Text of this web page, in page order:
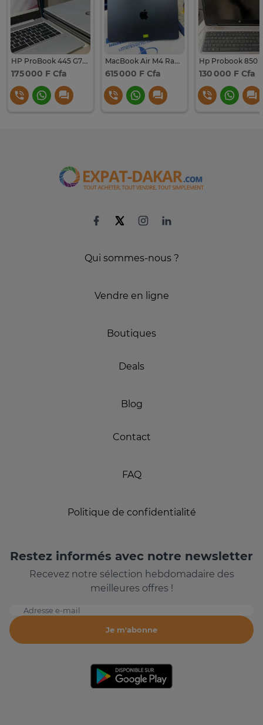
HP ProBook 445 G7– 16Go SSD 512Go
175 000 F Cfa
MacBook Air M4 Ram 16Go SSD 512Go
615 000 F Cfa
Hp Probook 850
130 000 F Cfa
Qui sommes-nous ?
Vendre en ligne
Boutiques
Deals
Blog
Contact
FAQ
Politique de confidentialité
Restez informés avec notre newsletter
Recevez notre sélection hebdomadaire des
meilleures offres !
Adresse e-mail
Je m'abonne